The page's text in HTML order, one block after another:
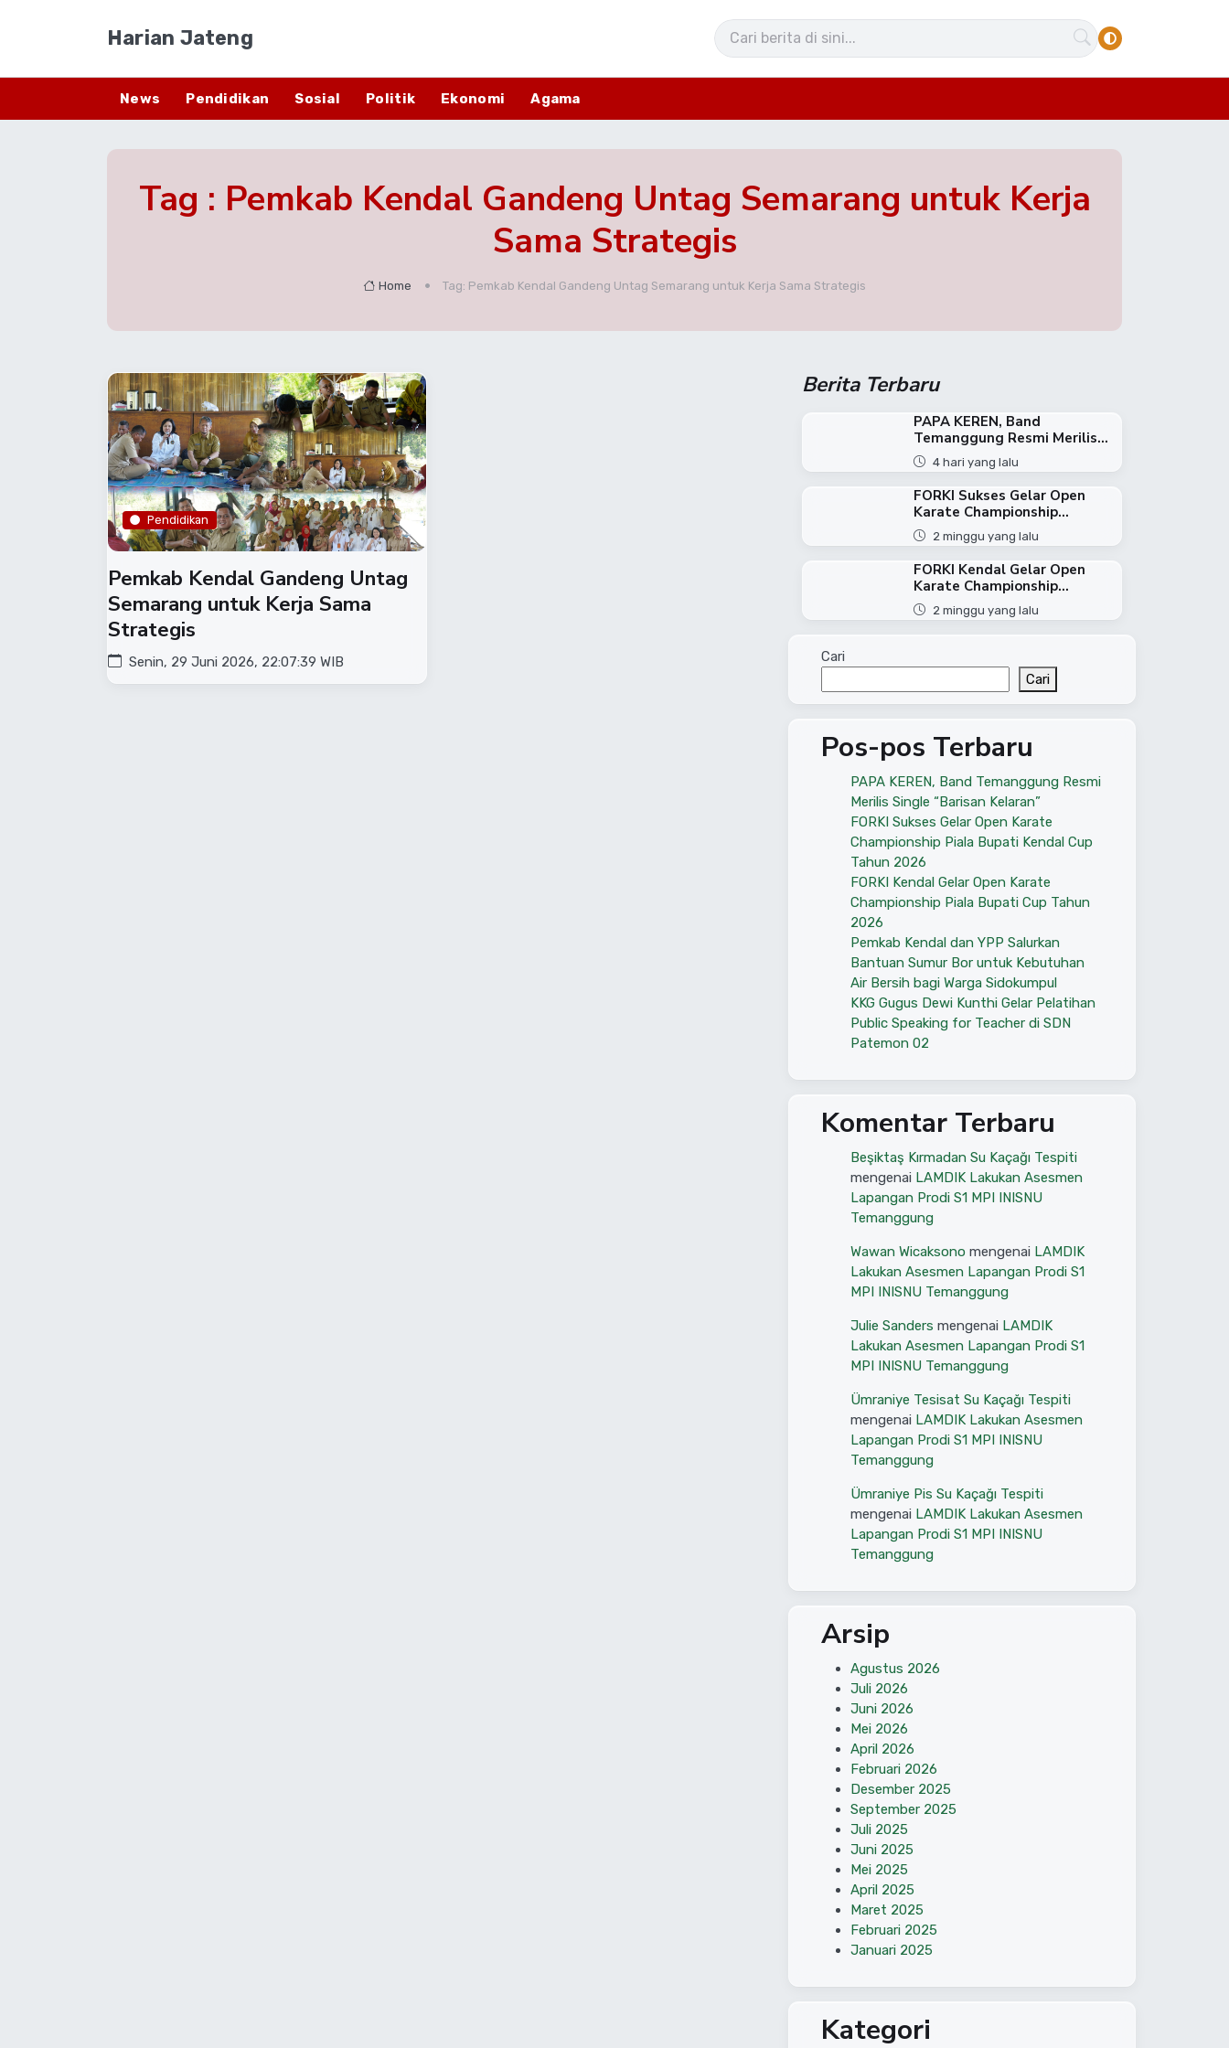
Harian Jateng
News Pendidikan Sosial Politik Ekonomi Agama
Tag : Pemkab Kendal Gandeng Untag Semarang untuk Kerja
Sama Strategis
Home Tag: Pemkab Kendal Gandeng Untag Semarang untuk Kerja Sama Strategis
Pendidikan
​Pemkab Kendal Gandeng Untag
Semarang untuk Kerja Sama
Strategis
Senin, 29 Juni 2026, 22:07:39 WIB
Berita Terbaru
PAPA KEREN, Band
Temanggung Resmi Merilis...
4 hari yang lalu
FORKI Sukses Gelar Open
Karate Championship...
2 minggu yang lalu
FORKI Kendal Gelar Open
Karate Championship...
2 minggu yang lalu
Cari
Cari
Pos-pos Terbaru
PAPA KEREN, Band Temanggung Resmi
Merilis Single “Barisan Kelaran”
FORKI Sukses Gelar Open Karate
Championship Piala Bupati Kendal Cup
Tahun 2026
FORKI Kendal Gelar Open Karate
Championship Piala Bupati Cup Tahun
2026
Pemkab Kendal dan YPP Salurkan
Bantuan Sumur Bor untuk Kebutuhan
Air Bersih bagi Warga Sidokumpul
KKG Gugus Dewi Kunthi Gelar Pelatihan
Public Speaking for Teacher di SDN
Patemon 02
Komentar Terbaru
Beşiktaş Kırmadan Su Kaçağı Tespiti
mengenai LAMDIK Lakukan Asesmen
Lapangan Prodi S1 MPI INISNU
Temanggung
Wawan Wicaksono mengenai LAMDIK
Lakukan Asesmen Lapangan Prodi S1
MPI INISNU Temanggung
Julie Sanders mengenai LAMDIK
Lakukan Asesmen Lapangan Prodi S1
MPI INISNU Temanggung
Ümraniye Tesisat Su Kaçağı Tespiti
mengenai LAMDIK Lakukan Asesmen
Lapangan Prodi S1 MPI INISNU
Temanggung
Ümraniye Pis Su Kaçağı Tespiti
mengenai LAMDIK Lakukan Asesmen
Lapangan Prodi S1 MPI INISNU
Temanggung
Arsip
Agustus 2026
Juli 2026
Juni 2026
Mei 2026
April 2026
Februari 2026
Desember 2025
September 2025
Juli 2025
Juni 2025
Mei 2025
April 2025
Maret 2025
Februari 2025
Januari 2025
Kategori